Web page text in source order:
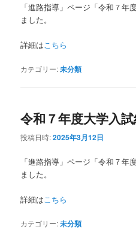
ツ
へ
移
へ
移
動
「進路指導」ページ「令和７
ました。
詳細はこちら
カテゴリー:未分類
令和７年度大学入
投稿日時:2025年3月12日
「進路指導」ページ「令和７
ました。
詳細はこちら
カテゴリー:未分類